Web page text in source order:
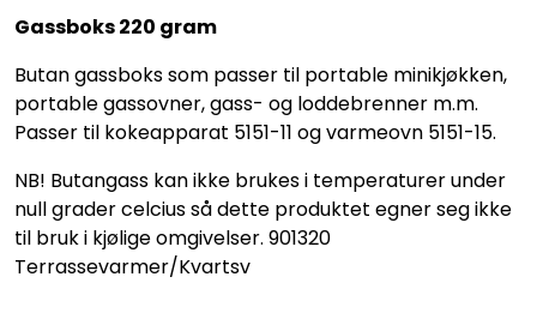
Gassboks 220 gram
Butan gassboks som passer til portable minikjøkken,
portable gassovner, gass- og loddebrenner m.m.
Passer til kokeapparat 5151-11 og varmeovn 5151-15.
NB! Butangass kan ikke brukes i temperaturer under
null grader celcius så dette produktet egner seg ikke
til bruk i kjølige omgivelser. 901320
Terrassevarmer/Kvartsv